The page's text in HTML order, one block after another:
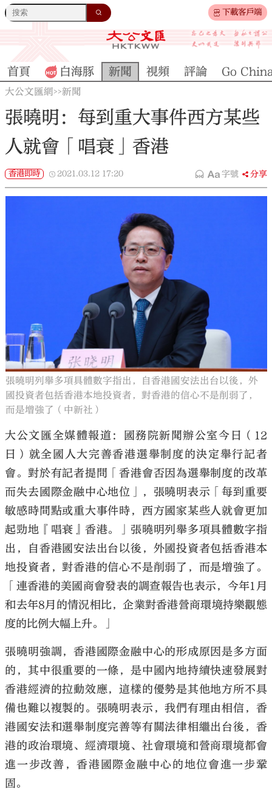
下載客戶端
大公文匯
首頁 白海豚 新聞 視頻 評論 Go
大公文匯網>>新聞
張曉明：每到重大事件西方某些
人就會「唱衰」香港
香港即時 2021.03.12 17:20 字號 分享
張曉明列舉多項具體數字指出，自香港國安法出台以後，外
國投資者包括香港本地投資者，對香港的信心不是削弱了，
而是增強了（中新社）
大公文匯全媒體報道：國務院新聞辦公室今日（12
日）就全國人大完善香港選舉制度的決定舉行記者
會。對於有記者提問「香港會否因為選舉制度的改革
而失去國際金融中心地位」，張曉明表示「每到重要
敏感時間點或重大事件時，西方國家某些人就會更加
起勁地『唱衰』香港。」張曉明列舉多項具體數字指
出，自香港國安法出台以後，外國投資者包括香港本
地投資者，對香港的信心不是削弱了，而是增強了。
「連香港的美國商會發表的調查報告也表示，今年1月
和去年8月的情況相比，企業對香港營商環境持樂觀態
度的比例大幅上升。」
張曉明強調，香港國際金融中心的形成原因是多方面
的，其中很重要的一條，是中國內地持續快速發展對
香港經濟的拉動效應，這樣的優勢是其他地方所不具
備也難以複製的。張曉明表示，我們有理由相信，香
港國安法和選舉制度完善等有關法律相繼出台後，香
港的政治環境、經濟環境、社會環境和營商環境都會
進一步改善，香港國際金融中心的地位會進一步鞏
固。